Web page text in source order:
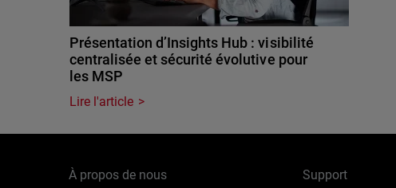
Présentation d’Insights Hub : visibilité
centralisée et sécurité évolutive pour
les MSP
Lire l'article
À propos de nous
Support